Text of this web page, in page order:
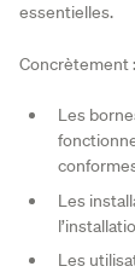
essentielles.
Concrètement :
Les
Les
Les